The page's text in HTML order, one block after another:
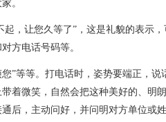
。
，让您久等了”，这是礼貌的表示，
方电话号码等。
”等等。打电话时，姿势要端正，说
着微笑，自然会把这种美好的、明
后，主动问好，并问明对方单位或姓